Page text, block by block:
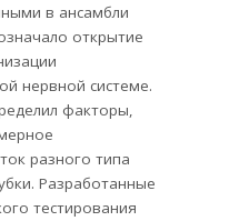
в ансамбли
открытие
нервной системе.
факторы,
разного типа
Разработанные
тестирования